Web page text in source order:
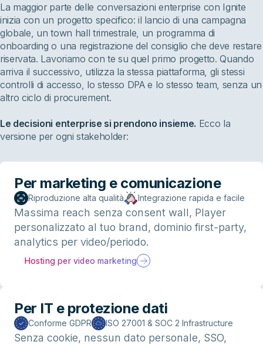
La maggior parte delle conversazioni enterprise con Ignite
inizia con un progetto specifico: il lancio di una campagna
globale, un town hall trimestrale, un programma di
onboarding o una registrazione del consiglio che deve restare
riservata. Lavoriamo con te su quel primo progetto. Quando
arriva il successivo, utilizza la stessa piattaforma, gli stessi
controlli di accesso, lo stesso DPA e lo stesso team, senza un
altro ciclo di procurement.
Le decisioni enterprise si prendono insieme. Ecco la
versione per ogni stakeholder:
Per marketing e comunicazione
Riproduzione alta qualità Integrazione rapida e facile
Massima reach senza consent wall, Player
personalizzato al tuo brand, dominio first-party,
analytics per video/periodo.
Hosting per video marketing
Per IT e protezione dati
Conforme GDPR ISO 27001 & SOC 2 Infrastructure
Senza cookie, nessun dato personale, SSO,